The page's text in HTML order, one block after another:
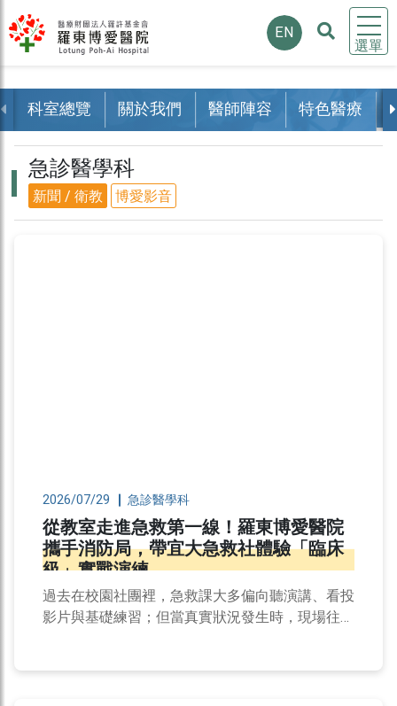
選單
EN
科室總覽 關於我們 醫師陣容 特色醫療
急診醫學科
新聞 / 衛教 博愛影音
2026/07/29 急診醫學科
從教室走進急救第一線！羅東博愛醫院
攜手消防局，帶宜大急救社體驗「臨床
級」實戰演練
過去在校園社團裡，急救課大多偏向聽演講、看投
影片與基礎練習；但當真實狀況發生時，現場往往